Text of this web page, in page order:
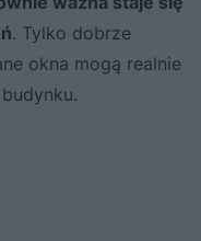
. Tylko dobrze
okna mogą realnie